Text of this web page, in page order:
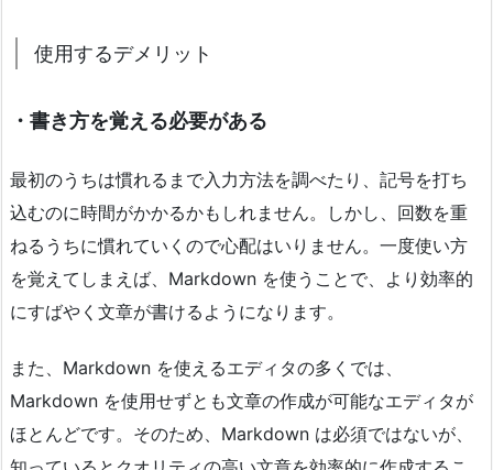
使用するデメリット
・書き方を覚える必要がある
最初のうちは慣れるまで入力方法を調べたり、記号を打ち
込むのに時間がかかるかもしれません。しかし、回数を重
ねるうちに慣れていくので心配はいりません。一度使い方
を覚えてしまえば、Markdown を使うことで、より効率的
にすばやく文章が書けるようになります。
また、Markdown を使えるエディタの多くでは、
Markdown を使用せずとも文章の作成が可能なエディタが
ほとんどです。そのため、Markdown は必須ではないが、